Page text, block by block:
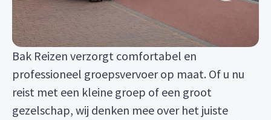
Bak Reizen verzorgt comfortabel en
professioneel groepsvervoer op maat. Of u nu
reist met een kleine groep of een groot
gezelschap, wij denken mee over het juiste